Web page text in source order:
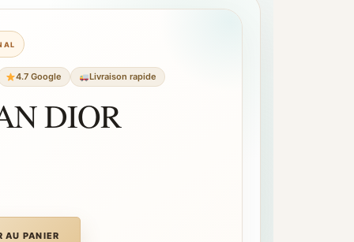
4.7 Google Livraison rapide
DIOR
AU PANIER